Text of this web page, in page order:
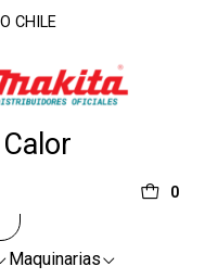
0
Maquinarias
CHILE
de Calor